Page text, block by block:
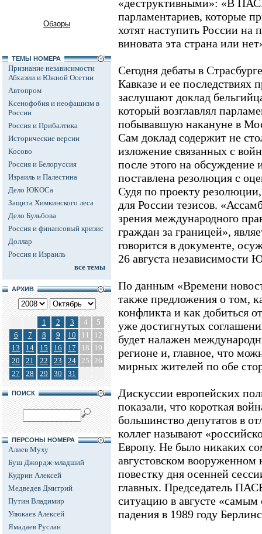
Обзоры
ТЕМЫ НОМЕРА
Признание независимости
Абхазии и Южной Осетии
Автопром
Ксенофобия и неофашизм в
России
Россия и Прибалтика
Исторические версии
Косово
Россия и Белоруссия
Израиль и Палестина
Дело ЮКОСа
Защита Химкинского леса
Дело Бульбова
Россия и финансовый кризис
Доллар
Россия и Израиль
все темы
АРХИВ
1 2 3 4
5
6
7 8 9 10 11
12
13
14 15 16 17 18
19
20
21 22 23 24 25 26
27
28 29 30 31
ПОИСК
ПЕРСОНЫ НОМЕРА
Алиев Муху
Буш Джордж-младший
Кудрин Алексей
Медведев Дмитрий
Путин Владимир
Улюкаев Алексей
Ямадаев Руслан
«деструктивными»: «В
парламентариев, которые
хотят наступить России на
виновата эта страна или
Сегодня дебаты в
Кавказе и ее последствиях
заслушают доклад
который возглавлял
побывавшую накануне в
Сам доклад содержит не
изложение связанных с
после этого на обсуждение
поставлена резолюция с
Судя по проекту
для России тезисов.
зрения международного
граждан за границей»,
говорится в документе,
26 августа
По данным «Времени
также предложения о том,
конфликта и как добиться
уже достигнутых
будет налажен
регионе и, главное, что
мирных жителей по обе
Дискуссии европейских
показали, что короткая
большинство депутатов в
коллег называют
Европу. Не было никаких
августовском вооруженном
повестку дня осенней
главных. Председатель
ситуацию в августе
падения в 1989 году